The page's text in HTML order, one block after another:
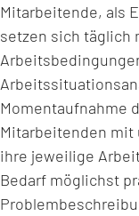
Mitarbeitende, als
setzen sich täglich
Momentaufnahme
Mitarbeitenden mit
ihre jeweilige
Bedarf möglichst